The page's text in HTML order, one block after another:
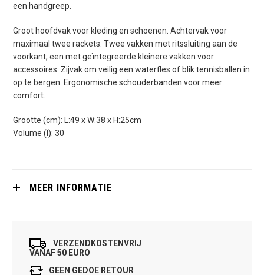
een handgreep.
Groot hoofdvak voor kleding en schoenen. Achtervak voor
maximaal twee rackets. Twee vakken met ritssluiting aan de
voorkant, een met geïntegreerde kleinere vakken voor
accessoires. Zijvak om veilig een waterfles of blik tennisballen in
op te bergen. Ergonomische schouderbanden voor meer
comfort.
Grootte (cm): L:49 x W:38 x H:25cm
Volume (l): 30
MEER INFORMATIE
VERZENDKOSTENVRIJ
VANAF 50 EURO
GEEN GEDOE RETOUR